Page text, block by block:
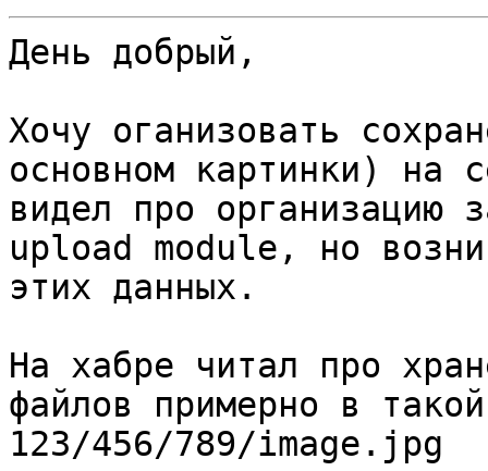
День добрый,
Хочу оганизовать
основном картинки) на
видел про организацию
upload module, но
этих данных.
На хабре читал про
файлов примерно в
123/456/789/image.jpg